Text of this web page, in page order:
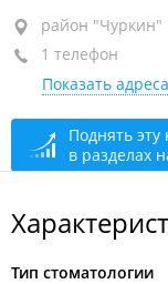
район "Чуркин",
1-й этаж
+7 951 029-40-14
открыто:
район "Чуркин"
1 телефон
Показать
Поднять
в разделах
Тип стоматологии